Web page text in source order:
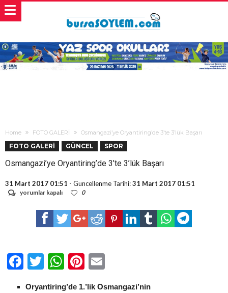
Home FOTO GALERİ Osmangazi’ye Oryantiring’de 3’te 3’lük Başarı
FOTO GALERİ GÜNCEL SPOR
Osmangazi’ye Oryantiring’de 3’te 3’lük Başarı
31 Mart 2017 01:51 - Guncellenme Tarihi:31 Mart 2017 01:51
Osmangazi’ye
yorumlar kapalı 0
Facebook
TwitterWhatsApp
Pinterest
Oryantiring’de 1.’lik Osmangazi’nin